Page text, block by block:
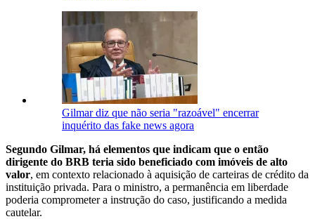
Gilmar diz que não seria "razoável" encerrar
inquérito das fake news agora
Segundo Gilmar, há elementos que indicam que o então
dirigente do BRB teria sido beneficiado com imóveis de alto
valor, em contexto relacionado à aquisição de carteiras de crédito da
instituição privada. Para o ministro, a permanência em liberdade
poderia comprometer a instrução do caso, justificando a medida
cautelar.